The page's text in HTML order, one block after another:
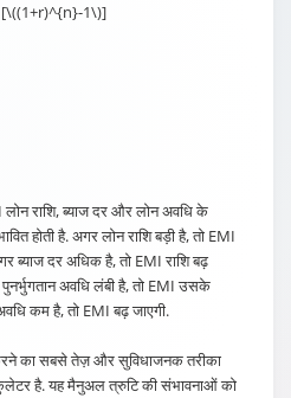
1\)]
राशि, ब्याज दर और लोन अवधि के
होती है. अगर लोन राशि बड़ी है, तो EMI
ब्याज दर अधिक है, तो EMI राशि बढ़
अवधि लंबी है, तो EMI उसके
कम है, तो EMI बढ़ जाएगी.
का सबसे तेज़ और सुविधाजनक तरीका
है. यह मैनुअल त्रुटि की संभावनाओं को